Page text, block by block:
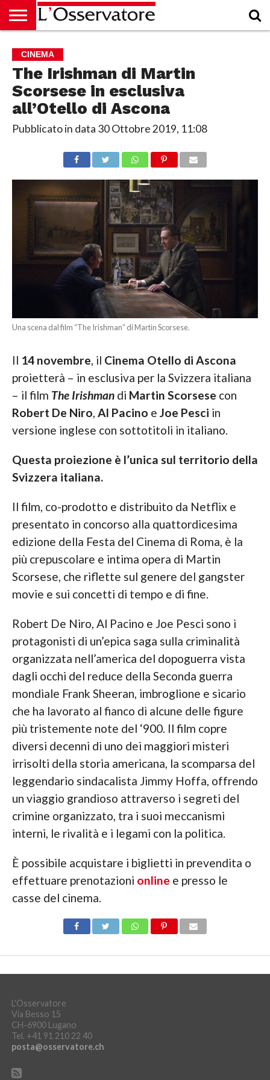
CULTURA
ECONOMIA
RUBRICHE
ARCHIVIO
PODCAST
ABBONAMENTO
CHI
SIAMO
ACCEDI
CINEMA
The Irishman di Martin
Scorsese in esclusiva
all’Otello di Ascona
Pubblicato in data 30 Ottobre 2019, 11:08
Una scena dal film “The Irishman” di Martin Scorsese.
Il 14 novembre, il Cinema Otello di Ascona
proietterà – in esclusiva per la Svizzera italiana
– il film The Irishmandi Martin Scorsese con
Robert De Niro, Al Pacino e Joe Pesci in
versione inglese con sottotitoli in italiano.
Questa proiezione è l’unica sul territorio della
Svizzera italiana.
Il film, co-prodotto e distribuito da Netflix e
presentato in concorso alla quattordicesima
edizione della Festa del Cinema di Roma, è la
più crepuscolare e intima opera di Martin
Scorsese, che riflette sul genere del gangster
movie e sui concetti di tempo e di fine.
Robert De Niro, Al Pacino e Joe Pesci sono i
protagonisti di un’epica saga sulla criminalità
organizzata nell’america del dopoguerra vista
dagli occhi del reduce della Seconda guerra
mondiale Frank Sheeran, imbroglione e sicario
che ha lavorato al fianco di alcune delle figure
più tristemente note del ‘900. Il film copre
diversi decenni di uno dei maggiori misteri
irrisolti della storia americana, la scomparsa del
leggendario sindacalista Jimmy Hoffa, offrendo
un viaggio grandioso attraverso i segreti del
crimine organizzato, tra i suoi meccanismi
interni, le rivalità e i legami con la politica.
È possibile acquistare i biglietti in prevendita o
effettuare prenotazioni online e presso le
casse del cinema.
L'Osservatore
Via Besso 15
CH-6900 Lugano
Tel. +41 91 210 22 40
posta@osservatore.ch